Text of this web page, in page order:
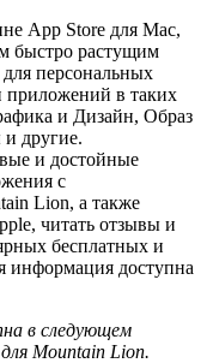
App Store для Mac,
быстро растущим
персональных
приложений в таких
и Дизайн, Образ
другие.
и достойные
с
Lion, а также
читать отзывы и
бесплатных и
информация доступна
в следующем
Mountain Lion.